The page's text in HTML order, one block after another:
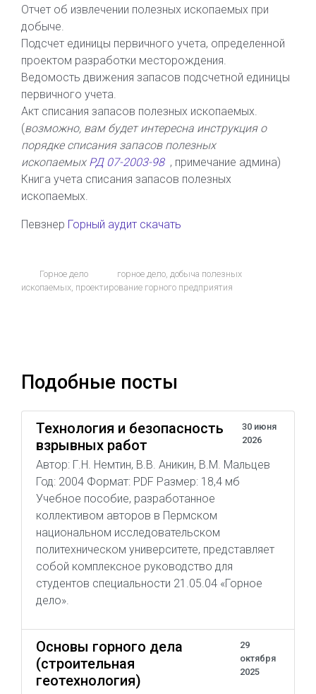
Отчет об извлечении полезных ископаемых при
добыче.
Подсчет единицы первичного учета, определенной
проектом разработки месторождения.
Ведомость движения запасов подсчетной единицы
первичного учета.
Акт списания запасов полезных ископаемых.
(возможно, вам будет интересна инструкция о
порядке списания запасов полезных
ископаемых РД 07-2003-98 , примечание админа)
Книга учета списания запасов полезных
ископаемых.
Певзнер Горный аудит скачать
Горное дело горное дело,добыча полезных
ископаемых, проектирование горного предприятия
Подобные посты
Технология и безопасность
взрывных работ
30 июня
2026
Автор: Г.Н. Немтин, В.В. Аникин, В.М. Мальцев
Год: 2004 Формат: PDF Размер: 18,4 мб
Учебное пособие, разработанное
коллективом авторов в Пермском
национальном исследовательском
политехническом университете, представляет
собой комплексное руководство для
студентов специальности 21.05.04 «Горное
дело».
Основы горного дела
(строительная
геотехнология)
29
октября
2025